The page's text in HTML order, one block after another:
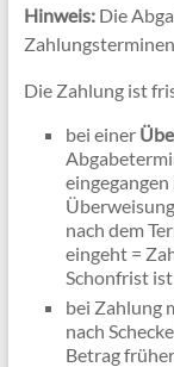
Hinweis:Die
Die Zahlung ist
bei einer
nach dem
eingeht =
Schonfrist
bei Zahlung
nach
Betrag